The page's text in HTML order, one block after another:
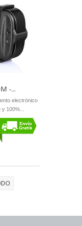
-...
electrónico
100%...